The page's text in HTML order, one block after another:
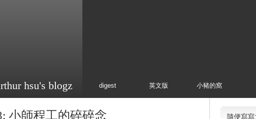
hsu's blogz digest 英文版 小豬的窩
小師程工的碎碎念
隨便寫